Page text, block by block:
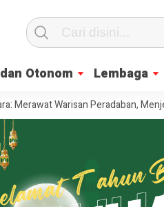
Otonom Lembaga
Warisan Peradaban, Menjemput